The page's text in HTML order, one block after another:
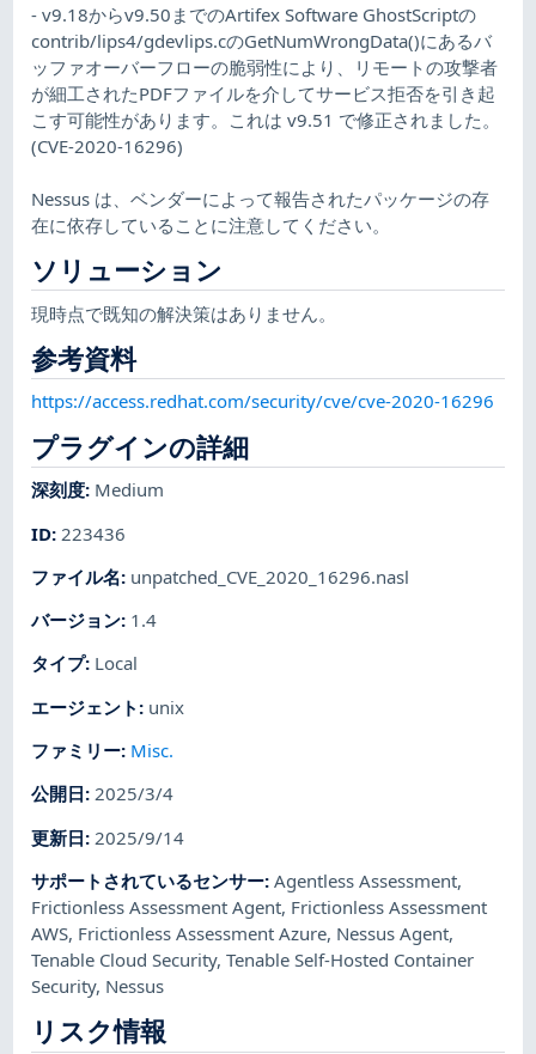
- v9.18からv9.50までのArtifex Software GhostScriptの
contrib/lips4/gdevlips.cのGetNumWrongData()にあるバ
ッファオーバーフローの脆弱性により、リモートの攻撃者
が細工されたPDFファイルを介してサービス拒否を引き起
こす可能性があります。これは v9.51 で修正されました。
(CVE-2020-16296)
Nessus は、ベンダーによって報告されたパッケージの存
在に依存していることに注意してください。
ソリューション
現時点で既知の解決策はありません。
参考資料
https://access.redhat.com/security/cve/cve-2020-16296
プラグインの詳細
深刻度: Medium
ID: 223436
ファイル名: unpatched_CVE_2020_16296.nasl
バージョン: 1.4
タイプ: Local
エージェント : unix
ファミリー: Misc.
公開日:2025/3/4
更新日: 2025/9/14
サポートされているセンサー:Agentless Assessment,
Frictionless Assessment Agent, Frictionless Assessment
AWS, Frictionless Assessment Azure, Nessus Agent,
Tenable Cloud Security,Tenable Self-Hosted Container
Security, Nessus
リスク情報